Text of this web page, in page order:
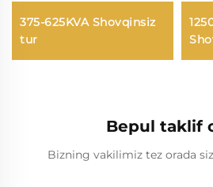
375-625KVA Shovqinsiz
tur
Bepul taklif
Bizning vakilimiz tez orada